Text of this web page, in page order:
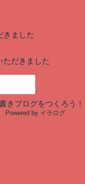
きました
ただきました
きブログをつくろう！
Powered by イラログ